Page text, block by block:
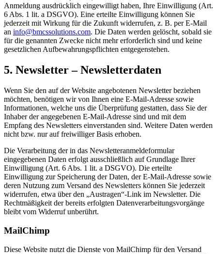
Anmeldung ausdrücklich eingewilligt haben, Ihre Einwilligung (Art.
6 Abs. 1 lit. a DSGVO). Eine erteilte Einwilligung können Sie
jederzeit mit Wirkung für die Zukunft widerrufen, z. B. per E-Mail
an info@bmcssolutions.com. Die Daten werden gelöscht, sobald sie
für die genannten Zwecke nicht mehr erforderlich sind und keine
gesetzlichen Aufbewahrungspflichten entgegenstehen.
5. Newsletter – Newsletterdaten
Wenn Sie den auf der Website angebotenen Newsletter beziehen
möchten, benötigen wir von Ihnen eine E-Mail-Adresse sowie
Informationen, welche uns die Überprüfung gestatten, dass Sie der
Inhaber der angegebenen E-Mail-Adresse sind und mit dem
Empfang des Newsletters einverstanden sind. Weitere Daten werden
nicht bzw. nur auf freiwilliger Basis erhoben.
Die Verarbeitung der in das Newsletteranmeldeformular
eingegebenen Daten erfolgt ausschließlich auf Grundlage Ihrer
Einwilligung (Art. 6 Abs. 1 lit. a DSGVO). Die erteilte
Einwilligung zur Speicherung der Daten, der E-Mail-Adresse sowie
deren Nutzung zum Versand des Newsletters können Sie jederzeit
widerrufen, etwa über den „Austragen“-Link im Newsletter. Die
Rechtmäßigkeit der bereits erfolgten Datenverarbeitungsvorgänge
bleibt vom Widerruf unberührt.
MailChimp
Diese Website nutzt die Dienste von MailChimp für den Versand